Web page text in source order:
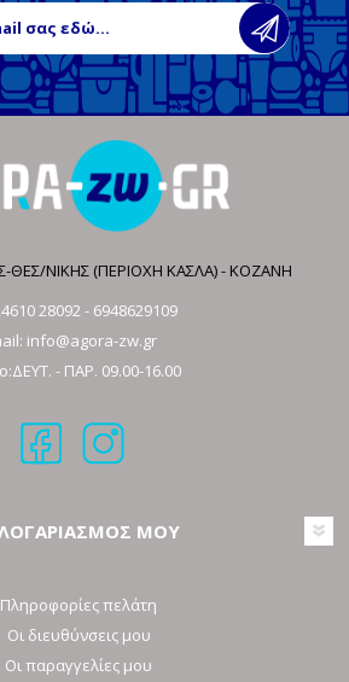
ΘΕΣ/ΝΙΚΗΣ (ΠΕΡΙΟΧΗ ΚΑΣΛΑ) - ΚΟΖΑΝΗ
28092- 6948629109
info@agora-zw.gr
- ΠΑΡ. 09.00-16.00
ΜΟΥ
Πληροφορίες πελάτη
Οι διευθύνσεις μου
Οι παραγγελίες μου